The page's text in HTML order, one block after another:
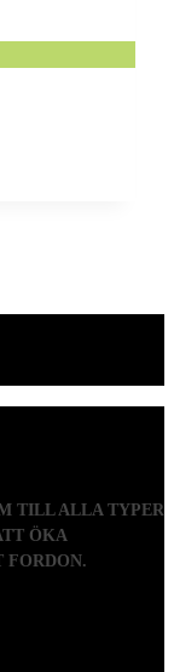
TILL ALLA TYPER
ÖKA
FORDON.